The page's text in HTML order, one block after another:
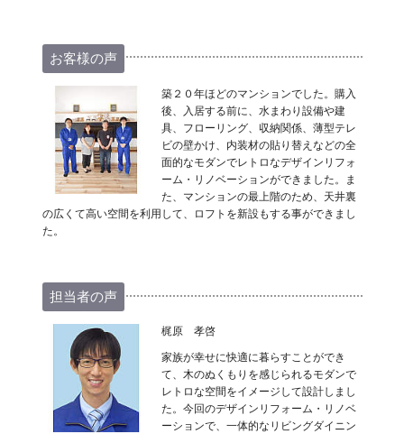
お客様の声
築２０年ほどのマンションでした。購入
後、入居する前に、水まわり設備や建
具、フローリング、収納関係、薄型テレ
ビの壁かけ、内装材の貼り替えなどの全
面的なモダンでレトロなデザインリフォ
ーム・リノベーションができました。ま
た、マンションの最上階のため、天井裏
の広くて高い空間を利用して、ロフトを新設もする事ができまし
た。
担当者の声
梶原 孝啓
家族が幸せに快適に暮らすことができ
て、木のぬくもりを感じられるモダンで
レトロな空間をイメージして設計しまし
た。今回のデザインリフォーム・リノベ
ーションで、一体的なリビングダイニン